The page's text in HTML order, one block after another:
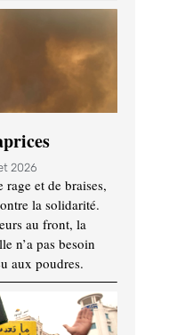
2026
et de braises,
la solidarité.
au front, la
n’a pas besoin
aux poudres.